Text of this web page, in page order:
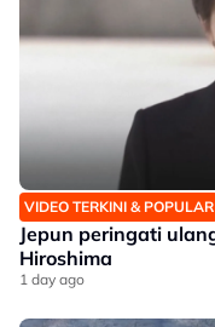
VIDEO TERKINI & POPULAR
Jepun peringati
Hiroshima
1 day ago